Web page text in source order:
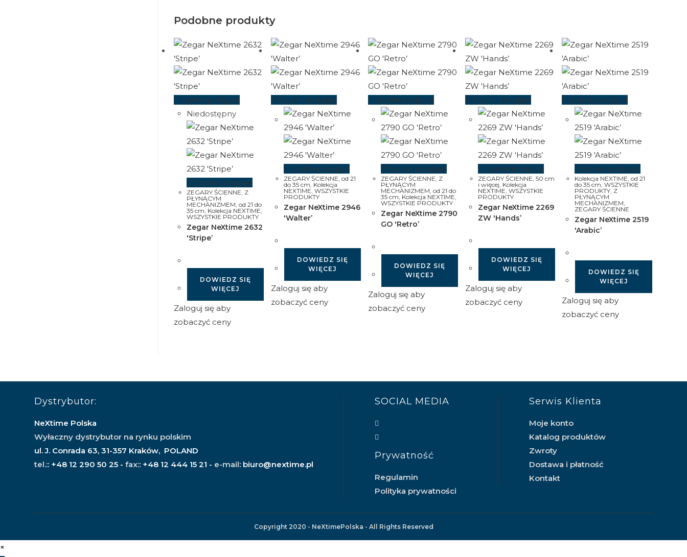
Podobne produkty
Szybki podgląd
Niedostępny
Szybki podgląd
ZEGARY ŚCIENNE, Z
PŁYNĄCYM
MECHANIZMEM,od 21 do
35 cm, Kolekcja NEXTIME,
WSZYSTKIE PRODUKTY
Zegar NeXtime 2632
'Stripe’
DOWIEDZ SIĘ
WIĘCEJ
Zaloguj się aby
zobaczyć ceny
Szybki podgląd
Szybki podgląd
ZEGARY ŚCIENNE, od 21
do 35 cm, Kolekcja
NEXTIME, WSZYSTKIE
PRODUKTY
Zegar NeXtime 2946
'Walter’
DOWIEDZ SIĘ
WIĘCEJ
Zaloguj się aby
zobaczyć ceny
Szybki podgląd
Szybki podgląd
ZEGARY ŚCIENNE, Z
PŁYNĄCYM
MECHANIZMEM, od 21 do
35 cm, Kolekcja NEXTIME,
WSZYSTKIE PRODUKTY
Zegar NeXtime 2790
GO 'Retro’
DOWIEDZ SIĘ
WIĘCEJ
Zaloguj się aby
zobaczyć ceny
Szybki podgląd
Szybki podgląd
ZEGARY ŚCIENNE, 50 cm
i więcej, Kolekcja
NEXTIME, WSZYSTKIE
PRODUKTY
Zegar NeXtime 2269
ZW 'Hands’
DOWIEDZ SIĘ
WIĘCEJ
Zaloguj się aby
zobaczyć ceny
Szybki podgląd
Szybki podgląd
Kolekcja NEXTIME,od 21
do 35 cm,WSZYSTKIE
PRODUKTY, Z
PŁYNĄCYM
MECHANIZMEM,
ZEGARY ŚCIENNE
Zegar NeXtime 2519
'Arabic’
DOWIEDZ SIĘ
WIĘCEJ
Zaloguj się aby
zobaczyć ceny
Dystrybutor:
NeXtime Polska
Wyłaczny dystrybutor na rynku polskim
ul. J. Conrada 63, 31-357 Kraków, POLAND
tel.:: +48 12 290 50 25 -fax:: +48 12 444 15 21 - e-mail: biuro@nextime.pl
SOCIAL MEDIA
Prywatność
Regulamin
Polityka prywatności
Serwis Klienta
Moje konto
Katalog produktów
Zwroty
Dostawa i płatność
Kontakt
Copyright 2020 - NeXtimePolska - All Rights Reserved
×